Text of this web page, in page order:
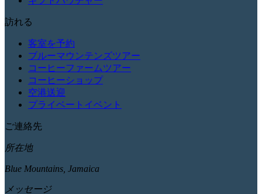
訪れる
客室を予約
ブルーマウンテンズツアー
コーヒーファームツアー
コーヒーショップ
空港送迎
プライベートイベント
ご連絡先
所在地
Blue Mountains, Jamaica
メッセージ